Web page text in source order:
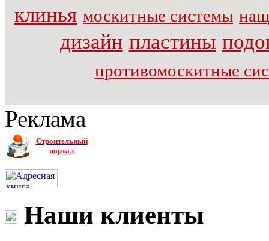
клинья москитные системы
дизайн пластины
противомоскитные
Реклама
Строительный
портал
Наши клиенты